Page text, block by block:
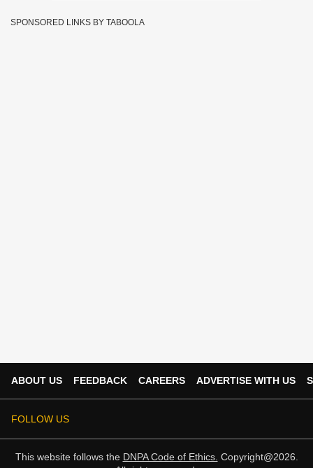
SPONSORED LINKS BY TABOOLA
ABOUT US FEEDBACK CAREERS ADVERTISE WITH US
FOLLOW US
This website follows the DNPA Code of Ethics. Copyright@2026.